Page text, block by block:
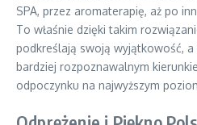
SPA, przez aromaterapię, aż po
To właśnie dzięki takim
podkreślają swoją wyjątkowość,
bardziej rozpoznawalnym
odpoczynku na najwyższym